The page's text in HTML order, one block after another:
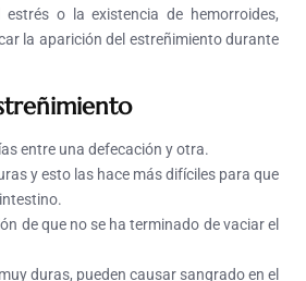
o la existencia de hemorroides,
la aparición del estreñimiento durante
entre una defecación y otra.
y esto las hace más difíciles para que
de que no se ha terminado de vaciar el
duras, pueden causar sangrado en el